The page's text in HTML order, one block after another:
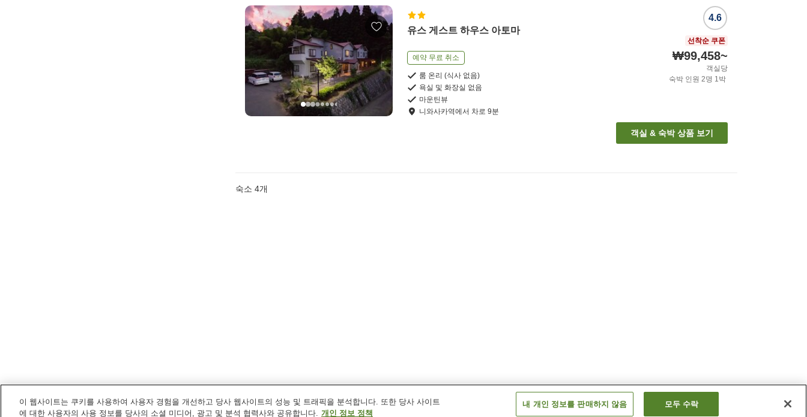
유스 게스트 하우스 아토마
예약 무료 취소
룸 온리 (식사 없음)
욕실 및 화장실 없음
마운틴뷰
니와사카역에서 차로 9분
4.6
선착순 쿠폰
₩99,458~
객실당
숙박 인원 2명 1박
객실 & 숙박 상품 보기
숙소 4개
이 웹사이트는 쿠키를 사용하여 사용자 경험을 개선하고 당사 웹사이트의 성능 및 트래픽을 분석합니다. 또한 당사 사이트
에 대한 사용자의 사용 정보를 당사의 소셜 미디어, 광고 및 분석 협력사와 공유합니다. 개인 정보 정책
내 개인 정보를 판매하지 않음 모두 수락